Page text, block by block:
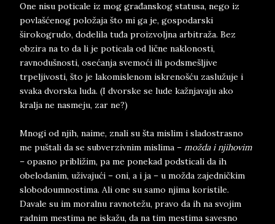
One nisu poticale iz mog građanskog statusa, nego iz
povlašćenog položaja što mi ga je, gospodarski
širokogrudo, dodelila tuđa proizvoljna arbitraža. Bez
obzira na to da li je poticala od lične naklonosti,
ravnodušnosti, osećanja svemoći ili podsmešljive
trpeljivosti, što je lakomislenom iskrenošću zaslužuje i
svaka dvorska luda. (I dvorske se lude kažnjavaju ako
kralja ne nasmeju, zar ne?)
Mnogi od njih, naime, znali su šta mislim i sladostrasno
me puštali da se subverzivnim mislima – možda i njihovim
– opasno približim, pa me ponekad podsticali da ih
obelodanim, uživajući – oni, a i ja – u možda zajedničkim
slobodoumnostima. Ali one su samo njima koristile.
Davale su im moralnu ravnotežu, pravo da ih na svojim
radnim mestima ne iskažu, da na tim mestima savesno